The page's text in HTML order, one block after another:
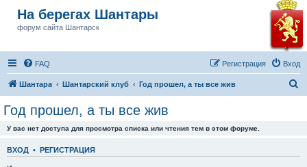
На берегах Шантары
форум сайта Шантарск
FAQ Вход
Регистрация
Шантара Шантарский клуб Год прошел, а ты все жив
Год прошел, а ты все жив
У вас нет доступа для просмотра списка или чтения тем в этом форуме.
ВХОД • РЕГИСТРАЦИЯ